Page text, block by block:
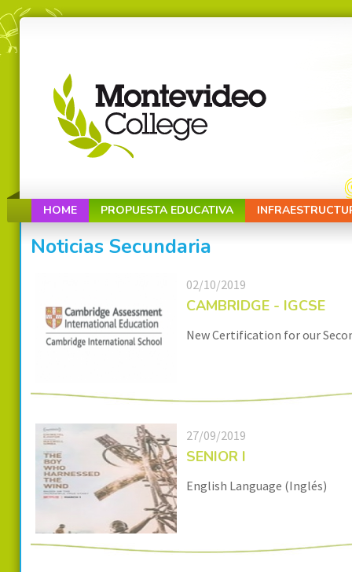
HOME PROPUESTA EDUCATIVA
Noticias Secundaria
02/10/2019
CAMBRIDGE - IGCSE
New Certification for our
27/09/2019
SENIOR I
English Language (Inglés)